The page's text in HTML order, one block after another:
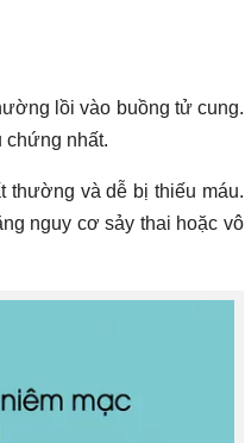
lồi vào buồng tử cung.
chứng nhất.
thường và dễ bị thiếu máu.
nguy cơ sảy thai hoặc vô